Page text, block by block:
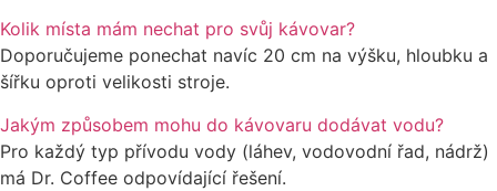
Kolik místa mám nechat pro svůj kávovar?
Doporučujeme ponechat navíc 20 cm na výšku, hloubku a
šířku oproti velikosti stroje.
Jakým způsobem mohu do kávovaru dodávat vodu?
Pro každý typ přívodu vody (láhev, vodovodní řad, nádrž)
má Dr. Coffee odpovídající řešení.